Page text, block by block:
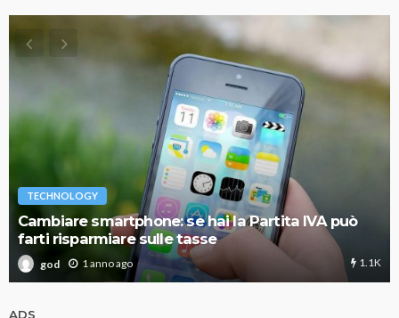
TECHNOLOGY
Cambiare smartphone: se hai la Partita IVA può
farti risparmiare sulle tasse
god 1 anno ago 1.1K
ADS